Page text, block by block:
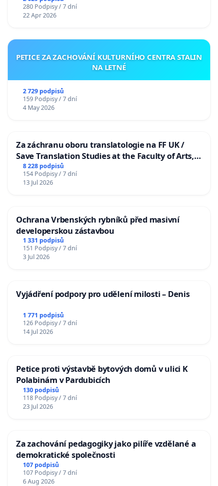
280 Podpisy / 7 dní
22 Apr 2026
PETICE ZA ZACHOVÁNÍ KULTURNÍHO CENTRA STALIN
NA LETNÉ
2 729 podpisů
159 Podpisy / 7 dní
4 May 2026
Za záchranu oboru translatologie na FF UK /
Save Translation Studies at the Faculty of Arts,
Charles University
8 228 podpisů
154 Podpisy / 7 dní
13 Jul 2026
Ochrana Vrbenských rybníků před masivní
developerskou zástavbou
1 331 podpisů
151 Podpisy / 7 dní
3 Jul 2026
Vyjádření podpory pro udělení milosti – Denis
1 771 podpisů
126 Podpisy / 7 dní
14 Jul 2026
Petice proti výstavbě bytových domů v ulici K
Polabinám v Pardubicích
130 podpisů
118 Podpisy / 7 dní
23 Jul 2026
Za zachování pedagogiky jako pilíře vzdělané a
demokratické společnosti
107 podpisů
107 Podpisy / 7 dní
6 Aug 2026